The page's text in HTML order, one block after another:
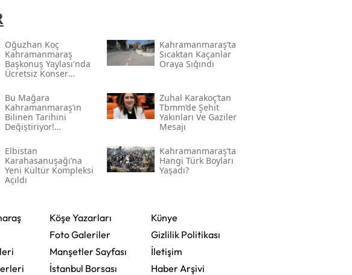
Oğuzhan Koç
Kahramanmaraş
Başkonuş Yaylası'nda
Ücretsiz Konser
Kahramanmaraş’ta
Sıcaktan Kaçanlar
Oraya Sığındı
Bu Mağara
Kahramanmaraş’ın
Bilinen Tarihini
Değiştiriyor!
Eski Yerleşim İzleri
Zuhal Karakoç’tan
Tbmm’de Şehit
Yakınları Ve Gaziler
Mesajı
Elbistan
Karahasanuşağı’na
Yeni Kültür Kompleksi
Açıldı
Kahramanmaraş’ta
Hangi Türk Boyları
Yaşadı?
Köşe Yazarları
Foto Galeriler
Manşetler Sayfası
İstanbul Borsası
Künye
Gizlilik Politikası
İletişim
Haber Arşivi